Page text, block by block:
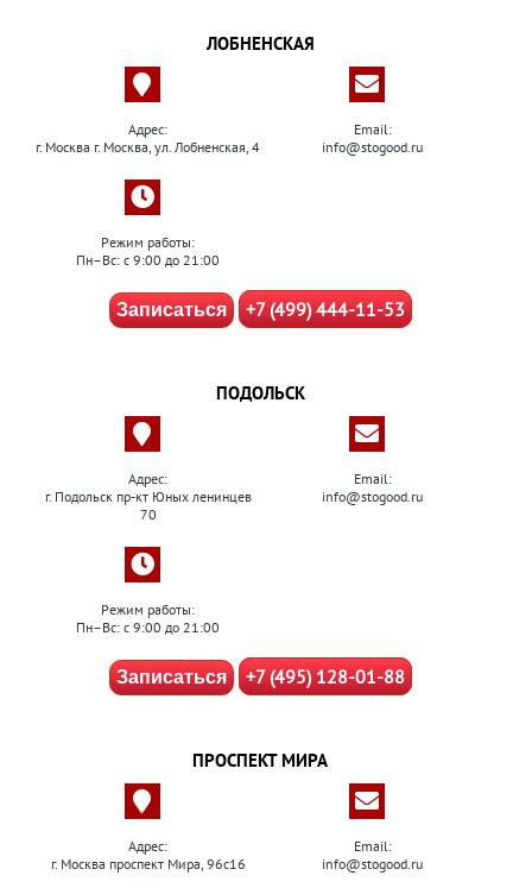
ЛОБНЕНСКАЯ
Адрес:
г. Москва г. Москва, ул. Лобненская, 4
Email:
info@stogood.ru
Режим работы:
Пн–Вс: с 9:00 до 21:00
Записаться +7 (499) 444-11-53
ПОДОЛЬСК
Адрес:
г. Подольск пр-кт Юных ленинцев
70
Email:
info@stogood.ru
Режим работы:
Пн–Вс: с 9:00 до 21:00
Записаться +7 (495) 128-01-88
ПРОСПЕКТ МИРА
Адрес:
г. Москва проспект Мира, 96с16
Email:
info@stogood.ru